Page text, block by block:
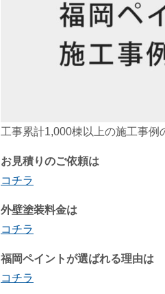
工事累計1,000棟以上の施工事例
お見積りのご依頼は
コチラ
外壁塗装料金は
コチラ
福岡ペイントが選ばれる理由は
コチラ